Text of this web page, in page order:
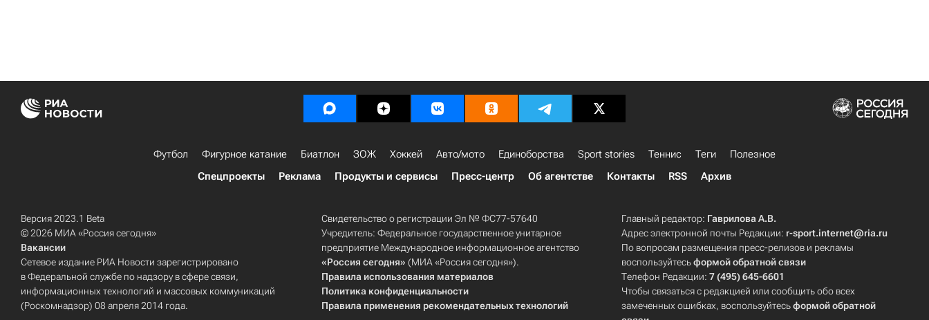
Футбол Фигурное катание Биатлон ЗОЖ Хоккей Авто/мото Единоборства Sport stories Теннис Теги
Полезное
Спецпроекты
Реклама Продукты и сервисы Пресс-центр Об агентстве Контакты RSS Архив
Версия 2023.1 Beta
© 2026 МИА «Россия сегодня»
Вакансии
Сетевое издание РИА Новости зарегистрировано
в Федеральной службе по надзору в сфере связи,
информационных технологий и массовых коммуникаций
(Роскомнадзор) 08 апреля 2014 года.
Свидетельство о регистрации Эл № ФС77-57640
Учредитель: Федеральное государственное унитарное
предприятие Международное информационное агентство
«Россия сегодня» (МИА «Россия сегодня»).
Правила использования материалов
Политика конфиденциальности
Правила применения рекомендательных технологий
Главный редактор: Гаврилова А.В.
Адрес электронной почты Редакции: r-sport.internet@ria.ru
По вопросам размещения пресс-релизов и рекламы
воспользуйтесьформой обратной связи
Телефон Редакции:7 (495) 645-6601
Чтобы связаться с редакцией или сообщить обо всех
замеченных ошибках, воспользуйтесьформой обратной